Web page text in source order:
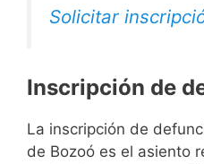
Solicitar
Inscripción de
La inscripción de
de Bozoó es el asiento